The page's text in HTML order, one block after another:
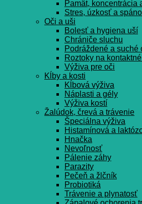
Pamät, koncentrácia
Stres, úzkosť a
Oči a uši
Bolesť a hygiena uší
Chrániče sluchu
Podráždené a suché
Roztoky na
Výživa pre oči
Kĺby a kosti
Kĺbová výživa
Náplasti a gély
Výživa kostí
Žalúdok, črevá a trávenie
Špeciálna výživa
Histamínová a
Hnačka
Nevoľnosť
Pálenie záhy
Parazity
Pečeň a žlčník
Probiotiká
Trávenie a plynatosť